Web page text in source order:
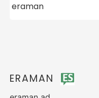
ERAMAN